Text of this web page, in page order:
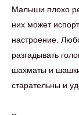
Малыши плохо
них может
настроение.
разгадывать
шахматы и
старательны и